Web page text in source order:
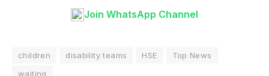
Join WhatsApp Channel
children disability teams HSE
Top News
waiting